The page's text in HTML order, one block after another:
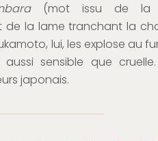
(mot issu de la
de la lame tranchant la
lui, les explose au
sensible que
japonais.